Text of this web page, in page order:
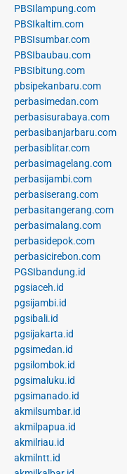
PBSIlampung.com
PBSIkaltim.com
PBSIsumbar.com
PBSIbaubau.com
PBSIbitung.com
pbsipekanbaru.com
perbasimedan.com
perbasisurabaya.com
perbasibanjarbaru.com
perbasiblitar.com
perbasimagelang.com
perbasijambi.com
perbasiserang.com
perbasitangerang.com
perbasimalang.com
perbasidepok.com
perbasicirebon.com
PGSIbandung.id
pgsiaceh.id
pgsijambi.id
pgsibali.id
pgsijakarta.id
pgsimedan.id
pgsilombok.id
pgsimaluku.id
pgsimanado.id
akmilsumbar.id
akmilpapua.id
akmilriau.id
akmilntt.id